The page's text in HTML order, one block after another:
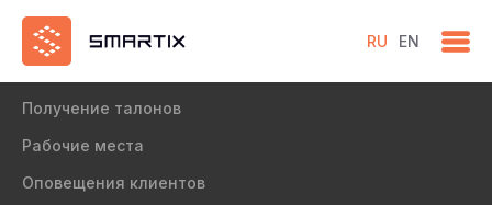
RU EN
Продукт
Получение талонов
Рабочие места
Оповещения клиентов